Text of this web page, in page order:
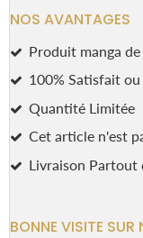
NOS AVANTAGES
Produit manga
100% Satisfait ou
Quantité Limitée
Cet article n'est
Livraison Partout
BONNE VISITE SUR